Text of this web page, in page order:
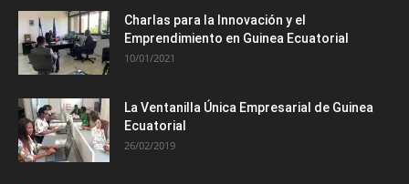
Charlas para la Innovación y el
Emprendimiento en Guinea Ecuatorial
10/01/2021
La Ventanilla Única Empresarial de Guinea
Ecuatorial
26/02/2019